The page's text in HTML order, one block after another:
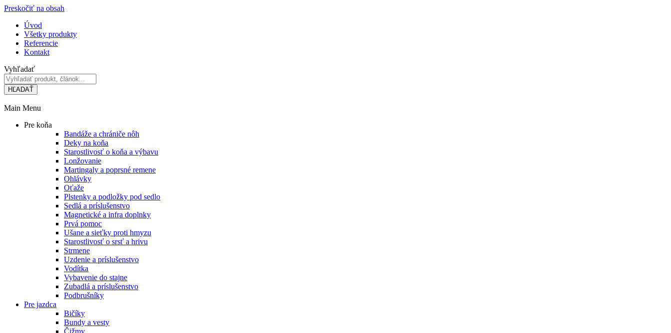
Preskočiť na obsah
Úvod
Všetky produkty
Referencie
Kontakt
Vyhľadať
HĽADAŤ
Main Menu
Pre koňa
Bandáže a chrániče nôh
Deky na koňa
Starostlivosť o koňa a výbavu
Lonžovanie
Martingaly a poprsné remene
Ohlávky
Oťaže
Plstenky a podložky pod sedlo
Sedlá a príslušenstvo
Magnetické a infra doplnky
Prvá pomoc
Ušane a sieťky proti hmyzu
Starostlivosť o srsť a hrivu
Strmene
Uzdenie a príslušenstvo
Vodítka
Vybavenie do stajne
Zubadlá a príslušenstvo
Podbrušníky
Pre jazdca
Bičíky
Bundy a vesty
Čižmy